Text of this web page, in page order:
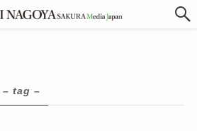
– tag –